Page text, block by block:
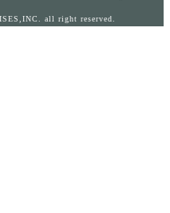
all right reserved.